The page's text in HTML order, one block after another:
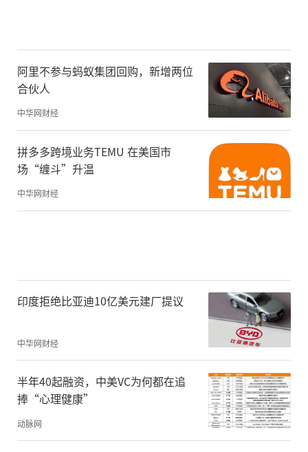
阿里不参与蚂蚁集团回购，新增两位
合伙人
中华网财经
拼多多跨境业务TEMU 在美国市
场“缠斗”升温
中华网财经
印度拒绝比亚迪10亿美元建厂提议
中华网财经
半年40起融资，中美VC为何都在追
捧“心理健康”
动脉网